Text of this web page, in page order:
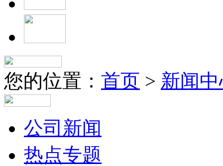
您的位置： 首页 > 新闻
公司新闻
热点专题